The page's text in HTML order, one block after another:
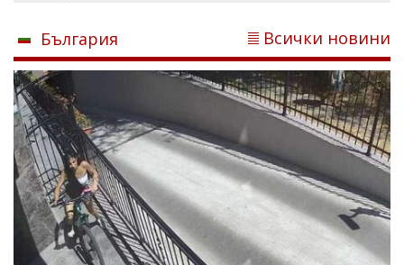
България Всички новини